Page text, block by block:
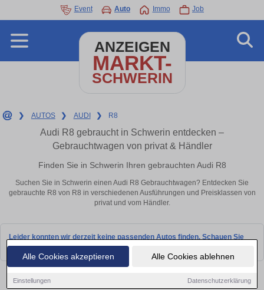
Alle Cookies akzeptieren Alle Cookies ablehnen
Einstellungen Datenschutzerklärung
Event Auto Immo Job
ANZEIGEN
MARKT-
SCHWERIN
❯ AUTOS ❯ AUDI ❯ R8
Audi R8 gebraucht in Schwerin entdecken –
Gebrauchtwagen von privat & Händler
Finden Sie in Schwerin Ihren gebrauchten Audi R8
Suchen Sie in Schwerin einen Audi R8 Gebrauchtwagen? Entdecken Sie
gebrauchte R8 von R8 in verschiedenen Ausführungen und Preisklassen von
privat und vom Händler.
Leider konnten wir derzeit keine passenden Autos finden. Schauen Sie
bald wieder vorbei!